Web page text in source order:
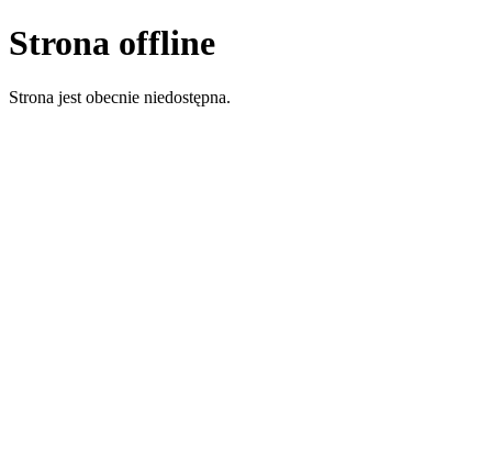
Strona offline
Strona jest obecnie niedostępna.